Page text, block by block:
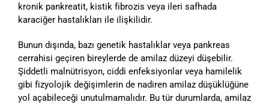
kronik pankreatit, kistik fibrozis veya ileri safhada
karaciğer hastalıkları ile ilişkilidir.
Bunun dışında, bazı genetik hastalıklar veya pankreas
cerrahisi geçiren bireylerde de amilaz düzeyi düşebilir.
Şiddetli malnütrisyon, ciddi enfeksiyonlar veya hamilelik
gibi fizyolojik değişimlerin de nadiren amilaz düşüklüğüne
yol açabileceği unutulmamalıdır. Bu tür durumlarda, amilaz